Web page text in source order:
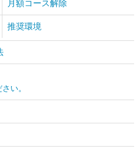
月額コース解除
推奨環境
い。